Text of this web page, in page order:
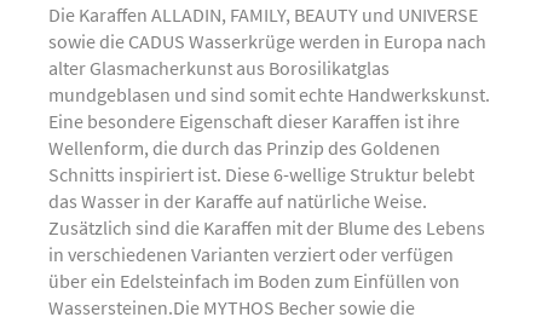
Die Karaffen ALLADIN, FAMILY, BEAUTY und UNIVERSE
sowie die CADUS Wasserkrüge werden in Europa nach
alter Glasmacherkunst aus Borosilikatglas
mundgeblasen und sind somit echte Handwerkskunst.
Eine besondere Eigenschaft dieser Karaffen ist ihre
Wellenform, die durch das Prinzip des Goldenen
Schnitts inspiriert ist. Diese 6-wellige Struktur belebt
das Wasser in der Karaffe auf natürliche Weise.
Zusätzlich sind die Karaffen mit der Blume des Lebens
in verschiedenen Varianten verziert oder verfügen
über ein Edelsteinfach im Boden zum Einfüllen von
Wassersteinen.Die MYTHOS Becher sowie die